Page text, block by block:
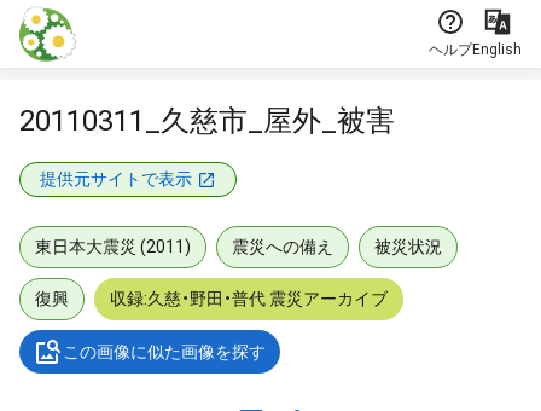
本文に飛ぶ
ヘルプEnglish
20110311_久慈市_屋外_被害
提供元サイトで表示
東日本大震災 (2011) 震災への備え 被災状況
復興 収録:久慈・野田・普代 震災アーカイブ
この画像に似た画像を探す